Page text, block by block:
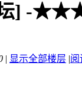
] -★★★
| 显示全部楼层 |阅